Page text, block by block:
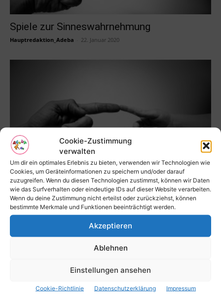
Cookie-Zustimmung
verwalten
Um dir ein optimales Erlebnis zu bieten, verwenden wir Technologien wie
Cookies, um Geräteinformationen zu speichern und/oder darauf
zuzugreifen. Wenn du diesen Technologien zustimmst, können wir Daten
wie das Surfverhalten oder eindeutige IDs auf dieser Website verarbeiten.
Wenn du deine Zustimmung nicht erteilst oder zurückziehst, können
bestimmte Merkmale und Funktionen beeinträchtigt werden.
Akzeptieren
Ablehnen
Einstellungen ansehen
Cookie-Richtlinie Datenschutzerklärung Impressum
Spiele zur Sinneswahrnehmung
Hauptredaktion_Adeba 22. Januar 2020
Fingerspiele für Babys und Kinder Teil 3
Hauptredaktion_Adeba - 22. Januar 2020